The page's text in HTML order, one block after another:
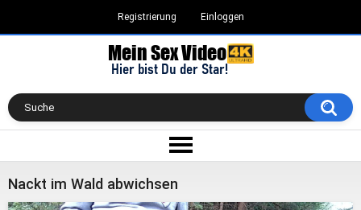
Registrierung Einloggen
Nackt im Wald abwichsen